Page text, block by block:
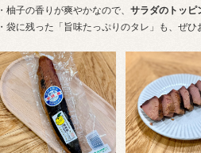
・柚子の香りが爽やかなので、 サラダのトッピ
・袋に残った「旨味たっぷりのタレ」も、ぜひ